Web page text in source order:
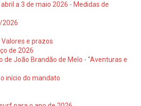
a 3 de maio 2026 - Medidas de
2026
e prazos
de 2026
de João Brandão de Melo - "Aventuras e
início do mandato